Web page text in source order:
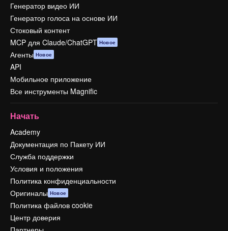
Генератор видео ИИ
Генератор голоса на основе ИИ
Стоковый контент
MCP для Claude/ChatGPT Новое
Агенты Новое
API
Мобильное приложение
Все инструменты Magnific
Начать
Academy
Документация по Пакету ИИ
Служба поддержки
Условия и положения
Политика конфиденциальности
Оригиналы Новое
Политика файлов cookie
Центр доверия